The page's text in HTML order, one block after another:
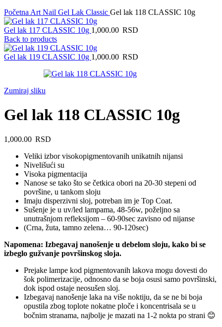
Početna Art Nail Gel Lak Classic Gel lak 118 CLASSIC 10g
Gel lak 117 CLASSIC 10g 1,000.00 RSD
Back to products
Gel lak 119 CLASSIC 10g 1,000.00 RSD
Zumiraj sliku
Gel lak 118 CLASSIC 10g
1,000.00 RSD
Veliki izbor visokopigmentovanih unikatnih nijansi
Nivelišući su
Visoka pigmentacija
Nanose se tako što se četkica obori na 20-30 stepeni od
površine, u tankom sloju
Imaju disperzivni sloj, potreban im je Top Coat.
Sušenje je u uv/led lampama, 48-56w, poželjno sa
unutrašnjom refleksijom – 60-90sec zavisno od nijanse
(Crna, žuta, tamno zelena… 90-120sec)
Napomena: Izbegavaj nanošenje u debelom sloju, kako bi se
izbeglo gužvanje površinskog sloja.
Prejake lampe kod pigmentovanih lakova mogu dovesti do
šok polimerizacije, odnosno da se boja osusi samo površinski,
dok ispod ostaje neosušen sloj.
Izbegavaj nanošenje laka na više noktiju, da se ne bi boja
opustila zbog toplote nokatne ploče i koncentrisala se u
bočnim stranama, najbolje je mazati na 1-2 nokta po strani 😊